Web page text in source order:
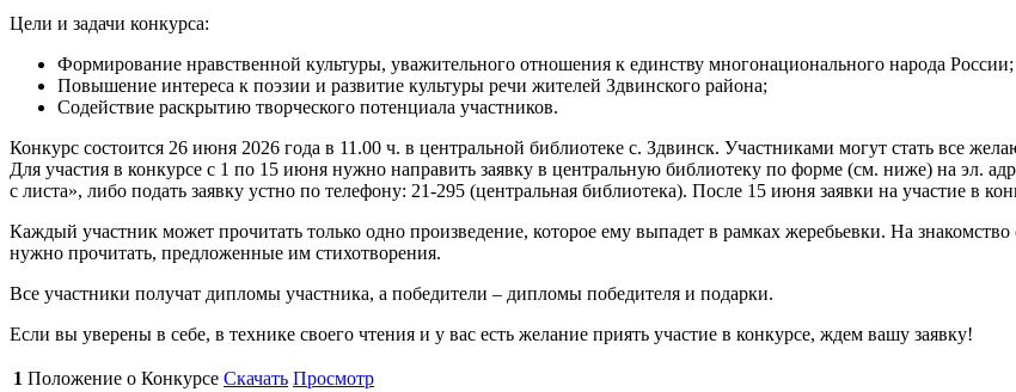
Цели и задачи конкурса:
Формирование нравственной культуры, уважительного отношения к единству многонационального народа России;
Повышение интереса к поэзии и развитие культуры речи жителей Здвинского района;
Содействие раскрытию творческого потенциала участников.
Конкурс состоится 26 июня 2026 года в 11.00 ч. в центральной библиотеке с. Здвинск. Участниками могут стать все
Для участия в конкурсе с 1 по 15 июня нужно направить заявку в центральную библиотеку по форме (см. ниже) на эл.
с листа», либо подать заявку устно по телефону: 21-295 (центральная библиотека). После 15 июня заявки на участие в
Каждый участник может прочитать только одно произведение, которое ему выпадет в рамках жеребьевки. На
нужно прочитать, предложенные им стихотворения.
Все участники получат дипломы участника, а победители – дипломы победителя и подарки.
Если вы уверены в себе, в технике своего чтения и у вас есть желание приять участие в конкурсе, ждем вашу заявку!
1 Положение о Конкурсе Скачать Просмотр